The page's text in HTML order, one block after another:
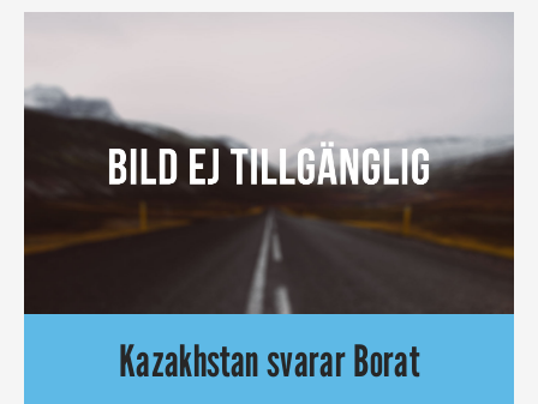
Kazakhstan svarar Borat